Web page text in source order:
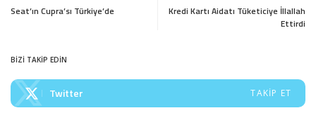
Seat’ın Cupra’sı Türkiye’de
Kredi Kartı Aidatı Tüketiciye İllallah
Ettirdi
BİZİ TAKİP EDİN
Twitter TAKIP ET